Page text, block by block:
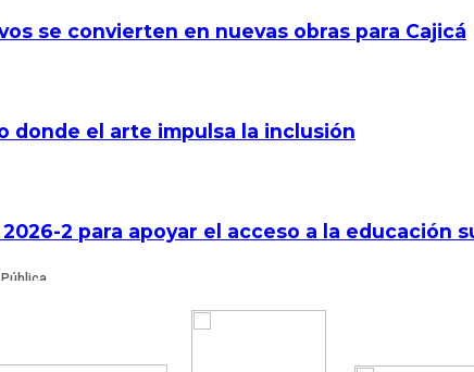
se convierten en nuevas obras para Cajicá
donde el arte impulsa la inclusión
2 para apoyar el acceso a la educación